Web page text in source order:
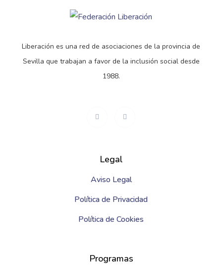
Liberación es una red de asociaciones de la provincia de
Sevilla que trabajan a favor de la inclusión social desde
1988.
Legal
Aviso Legal
Política de Privacidad
Política de Cookies
Programas